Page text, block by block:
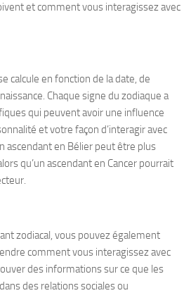
et comment vous interagissez avec
calcule en fonction de la date, de
Chaque signe du zodiaque a
qui peuvent avoir une influence
et votre façon d’interagir avec
ascendant en Bélier peut être plus
qu’un ascendant en Cancer pourrait
zodiacal, vous pouvez également
comment vous interagissez avec
des informations sur ce que les
des relations sociales ou